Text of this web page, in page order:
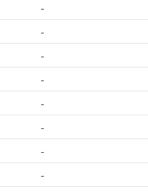
-
-
-
-
-
-
-
-